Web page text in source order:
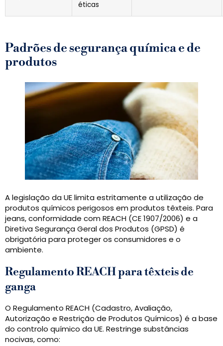
éticas
Padrões de segurança química e de
produtos
A legislação da UE limita estritamente a utilização de
produtos químicos perigosos em produtos têxteis. Para
jeans, conformidade com REACH (CE 1907/2006) e a
Diretiva Segurança Geral dos Produtos (GPSD) é
obrigatória para proteger os consumidores e o
ambiente.
Regulamento REACH para têxteis de
ganga
O Regulamento REACH (Cadastro, Avaliação,
Autorização e Restrição de Produtos Químicos) é a base
do controlo químico da UE. Restringe substâncias
nocivas, como: